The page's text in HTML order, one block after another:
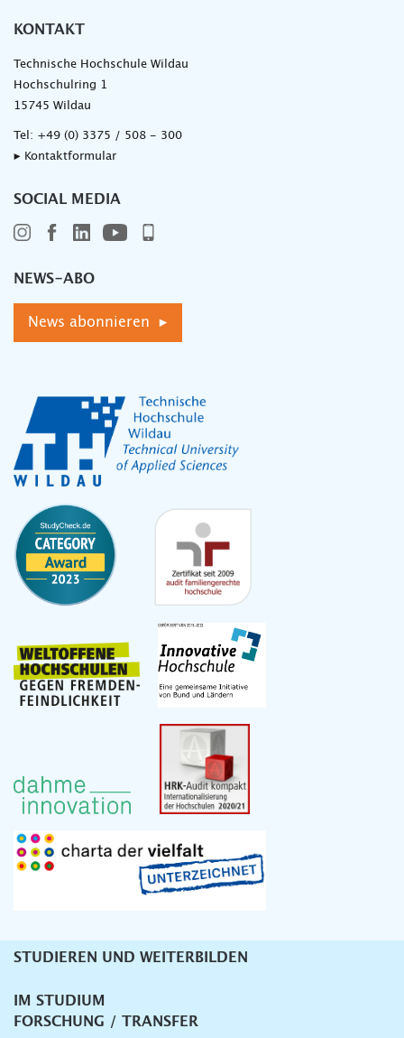
KONTAKT
Technische Hochschule Wildau
Hochschulring 1
15745 Wildau
Tel: +49 (0) 3375 / 508 - 300
▸ Kontaktformular
SOCIAL MEDIA
NEWS-ABO
News abonnieren ▸
Unternavigation
STUDIEREN UND WEITERBILDEN
IM STUDIUM
FORSCHUNG / TRANSFER